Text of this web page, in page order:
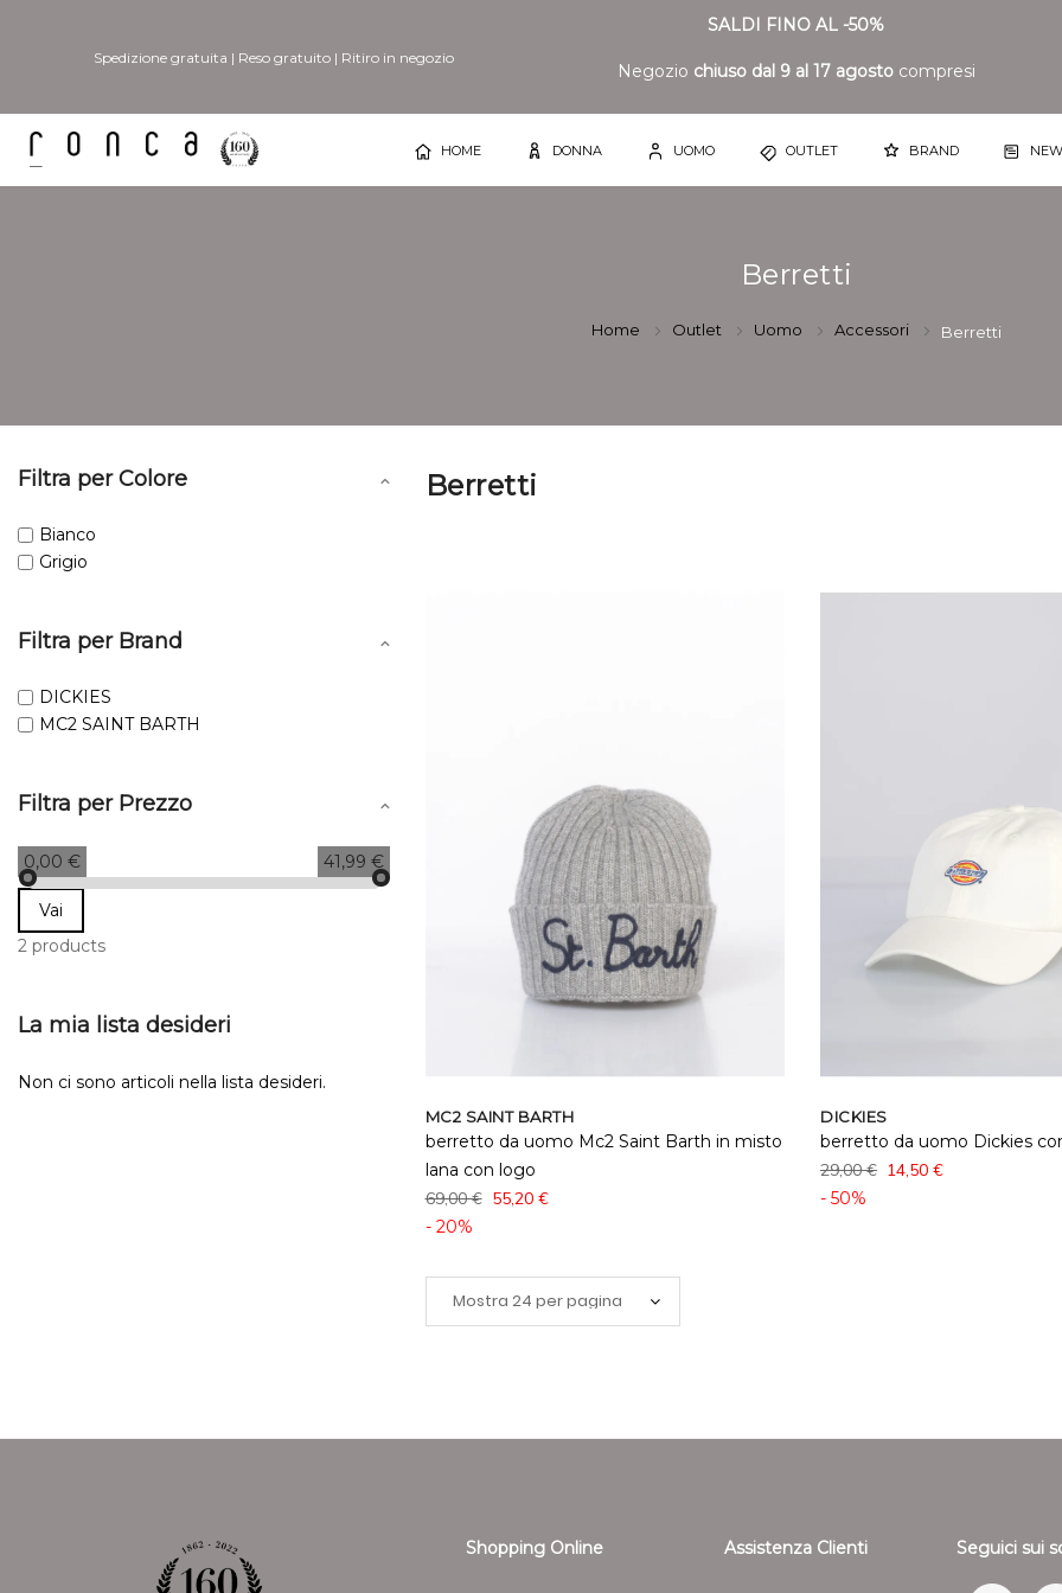
Spedizione gratuita | Reso gratuito| Ritiro in negozio
SALDI FINO AL -50%
Negozio chiuso dal 9 al 17 agosto compresi
HOME DONNA UOMO OUTLET BRAND
Berretti
Home Outlet Uomo Accessori Berretti
Berretti
MC2 SAINT BARTH
berretto da uomo Mc2 Saint Barth in misto
lana con logo
69,00 € 55,20 €
- 20%
DICKIES
berretto da uomo Dickies
29,00 € 14,50 €
- 50%
Filtra per Colore
Bianco
Grigio
Filtra per Brand
DICKIES
MC2 SAINT BARTH
Filtra per Prezzo
0,00 € 41,99 €
Vai
2 products
La mia lista desideri
Non ci sono articoli nella lista desideri.
Shopping Online Assistenza Clienti Seguici sui